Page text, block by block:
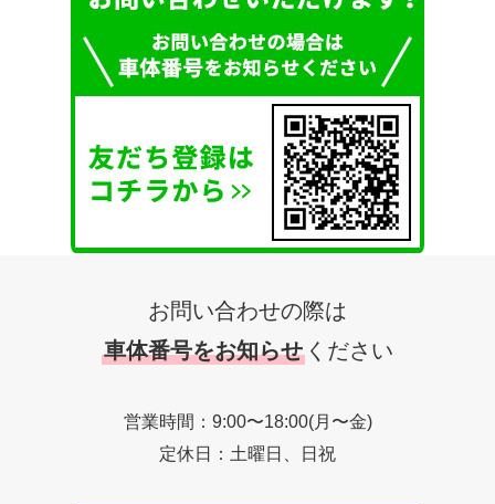
お問い合わせの際は
車体番号をお知らせ ください
営業時間：9:00〜18:00(月〜金)
定休日：土曜日、日祝